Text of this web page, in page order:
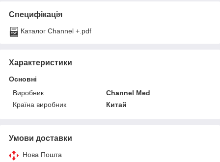
Специфікація
Каталог Channеl +.pdf
Характеристики
Основні
Виробник
Channel Med
Країна виробник
Китай
Умови доставки
Нова Пошта